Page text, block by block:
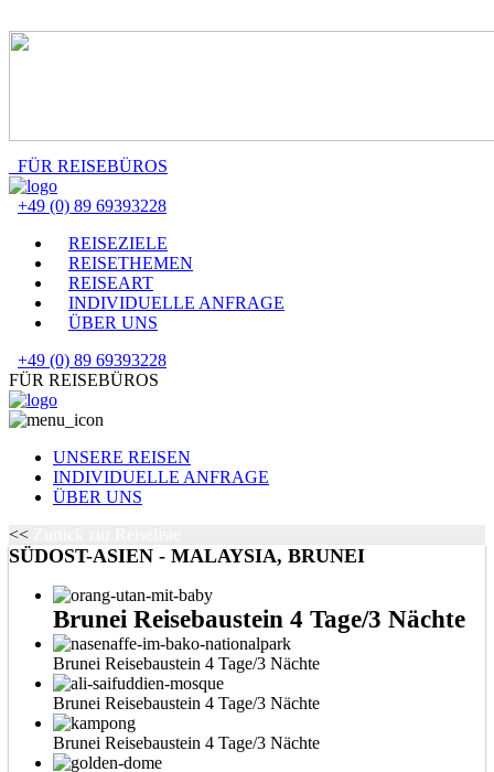
FÜR REISEBÜROS
+49 (0) 89 69393228
REISEZIELE
REISETHEMEN
REISEART
INDIVIDUELLE ANFRAGE
ÜBER UNS
+49 (0) 89 69393228
FÜR REISEBÜROS
UNSERE REISEN
INDIVIDUELLE ANFRAGE
ÜBER UNS
<<
SÜDOST-ASIEN - MALAYSIA, BRUNEI
Brunei Reisebaustein 4 Tage/3 Nächte
Brunei Reisebaustein 4 Tage/3 Nächte
Brunei Reisebaustein 4 Tage/3 Nächte
Brunei Reisebaustein 4 Tage/3 Nächte